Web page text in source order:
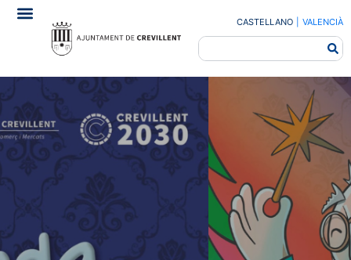
CASTELLANO VALENCIÀ